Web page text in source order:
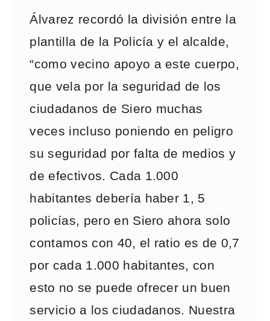
Álvarez recordó la división entre la
plantilla de la Policía y el alcalde,
“como vecino apoyo a este cuerpo,
que vela por la seguridad de los
ciudadanos de Siero muchas
veces incluso poniendo en peligro
su seguridad por falta de medios y
de efectivos. Cada 1.000
habitantes debería haber 1, 5
policías, pero en Siero ahora solo
contamos con 40, el ratio es de 0,7
por cada 1.000 habitantes, con
esto no se puede ofrecer un buen
servicio a los ciudadanos. Nuestra